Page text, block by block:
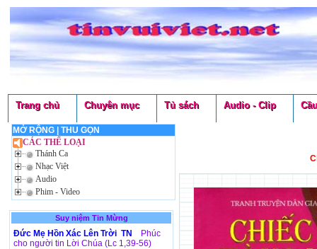
Trang chủ Chuyên mục Tủ sách Audio - Clip
MỞ RỘNG| THU GỌN
CÁC THỂ LOẠI
Thánh Ca
Nhạc Việt
Audio
Phim - Video
Suy niệm Tin Mừng
Đức Mẹ Hồn Xác Lên Trời TN
Phúc
cho người tin Lời Chúa (Lc 1,39-56)